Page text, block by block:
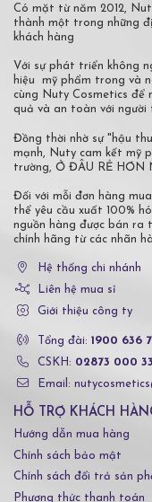
Có mặt từ năm 2012,
thành một trong những
khách hàng
Với sự phát triển không
hiệu mỹ phẩm trong và
cùng Nuty Cosmetics để
quả và an toàn với người
Đồng thời nhờ sự "hậu
mạnh, Nuty cam kết mỹ
trường, Ở ĐÂU RẺ HƠN
Đối với mỗi đơn hàng
thể yêu cầu xuất 100%
nguồn hàng được bán ra
chính hãng từ các nhãn
Hệ thống chi nhánh
Liên hệ mua sỉ
Giới thiệu công ty
Tổng đài: 1900 636
CSKH: 02873 000
Email:
HỖ TRỢ KHÁCH
Hướng dẫn mua hàng
Chính sách bảo mật
Chính sách đổi trả sản
Phương thức thanh toán